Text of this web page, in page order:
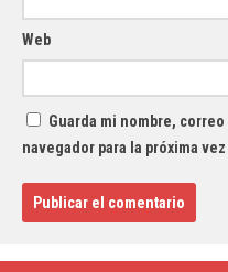
Web
Guarda mi nombre,
navegador para la próxima